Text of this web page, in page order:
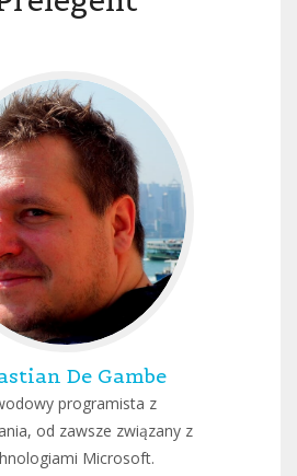
De Gambe
programista z
od zawsze związany z
Microsoft.